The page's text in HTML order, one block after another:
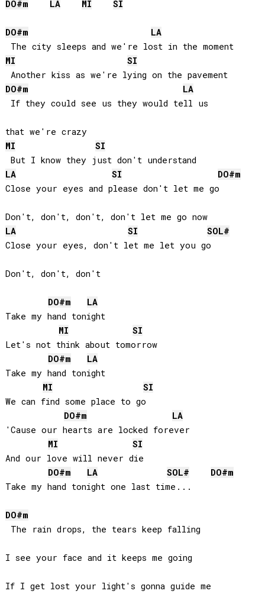
DO#m LA MI SI
DO#m
LA
The city sleeps and we're lost in the moment
MI
SI
Another kiss as we're lying on the pavement
DO#m
LA
If they could see us they would tell us
MI
SI
LA
SI DO#m
Close your eyes and please don't let me go
Don't, don't, don't, don't let me go now
LA
SI
SOL#
Close your eyes, don't let me let you go
Don't, don't, don't
DO#m
LA
Take my hand tonight
MI
SI
Let's not think about tomorrow
DO#m
LA
Take my hand tonight
MI
SI
We can find some place to go
DO#m
LA
'Cause our hearts are locked forever
MI
SI
And our love will never die
DO#m LA SOL# DO#m
Take my hand tonight one last time...
DO#m
The rain drops, the tears keep falling
I see your face and it keeps me going
If I get lost your light's gonna guide me